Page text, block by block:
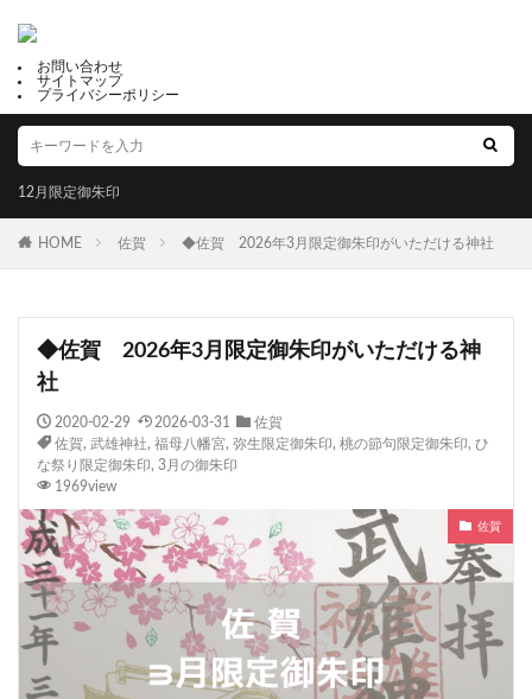
お問い合わせ
サイトマップ
プライバシーポリシー
12月限定御朱印
HOME 佐賀 ◆佐賀 2026年3月限定御朱印がいただける神社
◆佐賀 2026年3月限定御朱印がいただける神
社
2020-02-29 2026-03-31
佐賀
佐賀, 武雄神社, 福母八幡宮, 弥生限定御朱印, 桃の節句限定御朱印, ひ
な祭り限定御朱印, 3月の御朱印
1969view
佐賀